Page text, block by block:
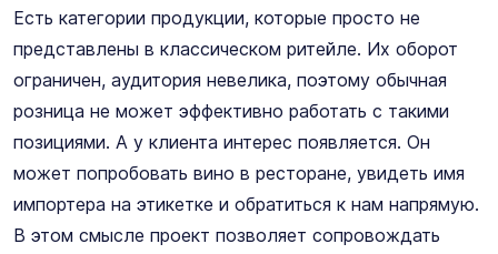
Есть категории продукции, которые просто не
представлены в классическом ритейле. Их оборот
ограничен, аудитория невелика, поэтому обычная
розница не может эффективно работать с такими
позициями. А у клиента интерес появляется. Он
может попробовать вино в ресторане, увидеть имя
импортера на этикетке и обратиться к нам напрямую.
В этом смысле проект позволяет сопровождать